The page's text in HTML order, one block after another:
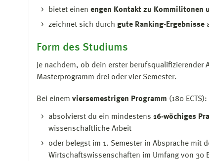
bietet einen engen Kontakt zu Kommilitonen
zeichnet sich durch gute Ranking-Ergebnisse
Form des Studiums
Je nachdem, ob dein erster berufsqualifizierender
Masterprogramm drei oder vier Semester.
Bei einem viersemestrigen Programm (180 ECTS):
absolvierst du ein mindestens 16-wöchiges
wissenschaftliche Arbeit
oder belegst im 1. Semester in Absprache mit
Wirtschaftswissenschaften im Umfang von 30